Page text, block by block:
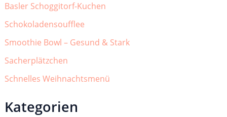
Basler Schoggitorf-Kuchen
Schokoladensoufflee
Smoothie Bowl – Gesund & Stark
Sacherplätzchen
Schnelles Weihnachtsmenü
Kategorien